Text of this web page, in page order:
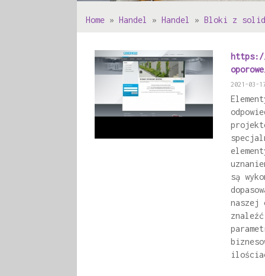
Home » Handel » Handel » Bloki z
2021-03-
są
naszej